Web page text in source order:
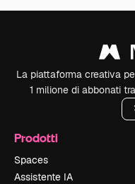
La piattaforma creativa
1 milione di abbonati
Prodotti
Spaces
Assistente IA